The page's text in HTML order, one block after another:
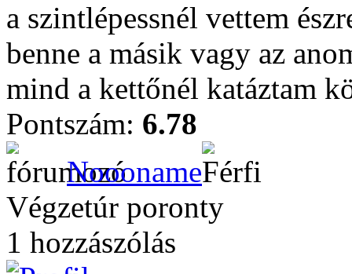
a szintlépessnél vettem
benne a másik vagy az
mind a kettőnél katáztam
Pontszám: 6.78
Noooname
Végzetúr poronty
1 hozzászólás